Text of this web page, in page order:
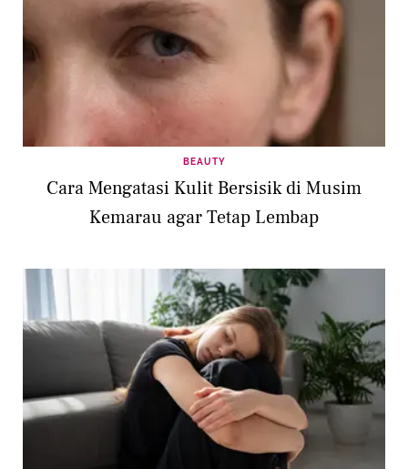
BEAUTY
Cara Mengatasi Kulit Bersisik di Musim
Kemarau agar Tetap Lembap